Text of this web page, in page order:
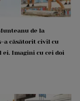
de la
a căsătorit civil cu
ei. Imagini cu cei doi